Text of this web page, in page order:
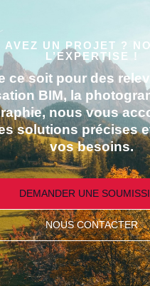
AVEZ UN PROJET ?
L’EXPERTISE !
ce soit pour des
BIM, la
nous vous
solutions précises
vos besoins.
DEMANDER UNE
NOUS CONTACTER